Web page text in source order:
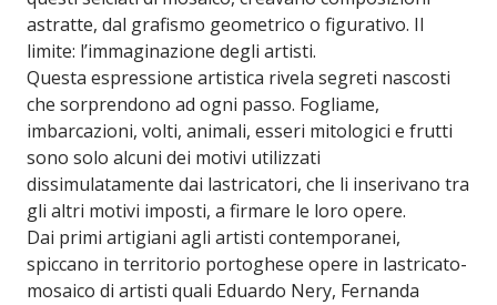
astratte, dal grafismo geometrico o figurativo. Il
limite: l’immaginazione degli artisti.
Questa espressione artistica rivela segreti nascosti
che sorprendono ad ogni passo. Fogliame,
imbarcazioni, volti, animali, esseri mitologici e frutti
sono solo alcuni dei motivi utilizzati
dissimulatamente dai lastricatori, che li inserivano tra
gli altri motivi imposti, a firmare le loro opere.
Dai primi artigiani agli artisti contemporanei,
spiccano in territorio portoghese opere in lastricato-
mosaico di artisti quali Eduardo Nery, Fernanda